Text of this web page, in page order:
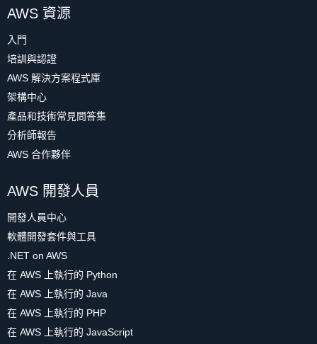
AWS 資源
入門
培訓與認證
AWS 解決方案程式庫
架構中心
產品和技術常見問答集
分析師報告
AWS 合作夥伴
AWS 開發人員
開發人員中心
軟體開發套件與工具
.NET on AWS
在 AWS 上執行的 Python
在 AWS 上執行的 Java
在 AWS 上執行的 PHP
在 AWS 上執行的 JavaScript